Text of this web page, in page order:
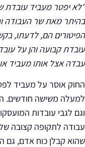
"לא יפטר מעביד עובדת
בהיתר מאת שר העבודה
הפיטורים הם, לדעתו,
עובדת קבועה והן על
עבדה אצל אותו מעביד
החוק אוסר על מעביד
למעלה משישה חודשים.
וגם לגבי עובדות
שהוא קבלן כוח אדם, גם